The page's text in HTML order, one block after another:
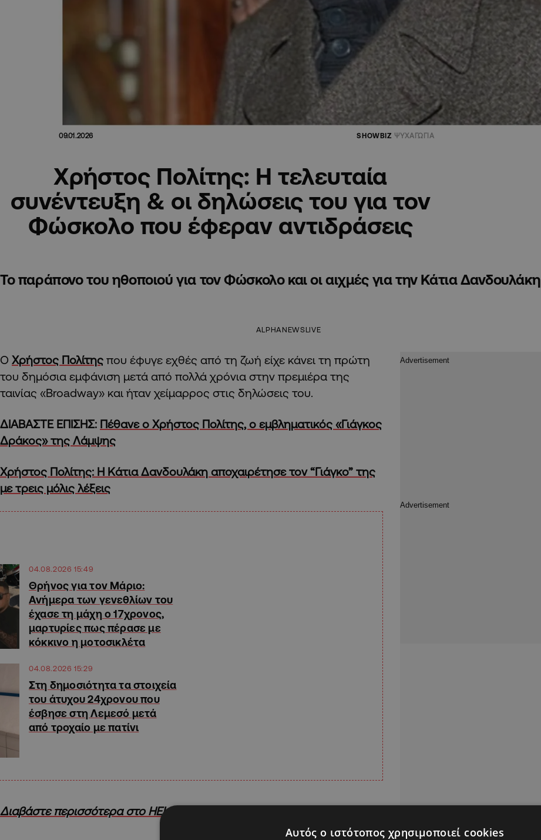
09.01.2026 SHOWBIZ ΨΥΧΑΓΩΓΙΑ
Χρήστος Πολίτης: Η τελευταία
συνέντευξη & οι δηλώσεις του για τον
Φώσκολο που έφεραν αντιδράσεις
Το παράπονο του ηθοποιού για τον Φώσκολο και οι αιχμές για την Κάτια Δανδουλάκη
ALPHANEWSLIVE
O Χρήστος Πολίτης που έφυγε εχθές από τη ζωή είχε κάνει τη πρώτη
του δημόσια εμφάνιση μετά από πολλά χρόνια στην πρεμιέρα της
ταινίας «Broadway» και ήταν χείμαρρος στις δηλώσεις του.
ΔΙΑΒΑΣΤΕ ΕΠΙΣΗΣ: Πέθανε ο Χρήστος Πολίτης, ο εμβληματικός «Γιάγκος
Δράκος» της Λάμψης
Χρήστος Πολίτης: Η Κάτια Δανδουλάκη αποχαιρέτησε τον “Γιάγκο” της
με τρεις μόλις λέξεις
04.08.2026 15:49
Θρήνος για τον Μάριο:
Ανήμερα των γενεθλίων του
έχασε τη μάχη ο 17χρονος,
μαρτυρίες πως πέρασε με
κόκκινο η μοτοσικλέτα
04.08.2026 15:29
Στη δημοσιότητα τα στοιχεία
του άτυχου 24χρονου που
έσβησε στη Λεμεσό μετά
από τροχαίο με πατίνι
Διαβάστε περισσότερα στο HELLO!Cyprus
Αυτός ο ιστότοπος χρησιμοποιεί cookies